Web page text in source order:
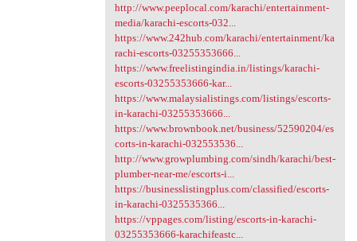
http://www.peeplocal.com/karachi/entertainment-
media/karachi-escorts-032...
https://www.242hub.com/karachi/entertainment/ka
rachi-escorts-03255353666...
https://www.freelistingindia.in/listings/karachi-
escorts-03255353666-kar...
https://www.malaysialistings.com/listings/escorts-
in-karachi-03255353666...
https://www.brownbook.net/business/52590204/es
corts-in-karachi-032553536...
http://www.growplumbing.com/sindh/karachi/best-
plumber-near-me/escorts-i...
https://businesslistingplus.com/classified/escorts-
in-karachi-0325535366...
https://vppages.com/listing/escorts-in-karachi-
03255353666-karachifeastc...